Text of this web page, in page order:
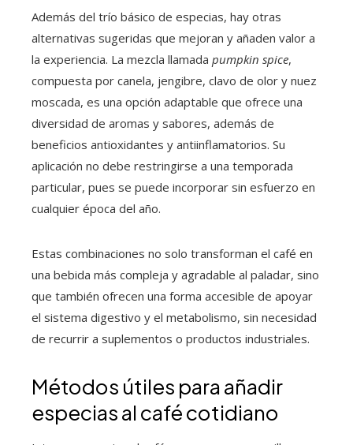
Además del trío básico de especias, hay otras
alternativas sugeridas que mejoran y añaden valor a
la experiencia. La mezcla llamada pumpkin spice,
compuesta por canela, jengibre, clavo de olor y nuez
moscada, es una opción adaptable que ofrece una
diversidad de aromas y sabores, además de
beneficios antioxidantes y antiinflamatorios. Su
aplicación no debe restringirse a una temporada
particular, pues se puede incorporar sin esfuerzo en
cualquier época del año.
Estas combinaciones no solo transforman el café en
una bebida más compleja y agradable al paladar, sino
que también ofrecen una forma accesible de apoyar
el sistema digestivo y el metabolismo, sin necesidad
de recurrir a suplementos o productos industriales.
Métodos útiles para añadir
especias al café cotidiano